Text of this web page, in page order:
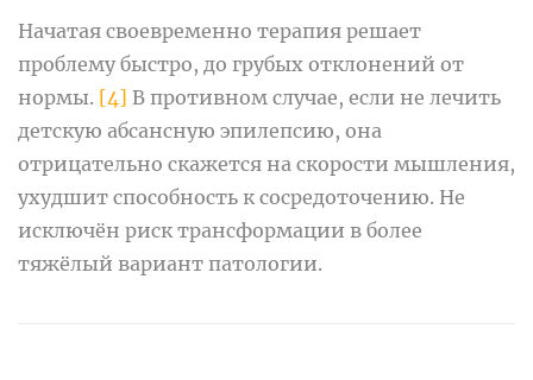
Начатая своевременно терапия решает
проблему быстро, до грубых отклонений от
нормы. [4] В противном случае, если не лечить
детскую абсансную эпилепсию, она
отрицательно скажется на скорости мышления,
ухудшит способность к сосредоточению. Не
исключён риск трансформации в более
тяжёлый вариант патологии.